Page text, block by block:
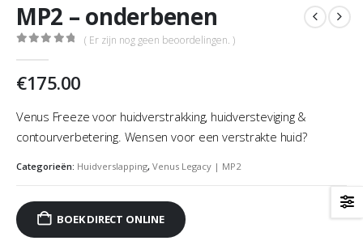
MP2 – onderbenen
( Er zijn nog geen beoordelingen. )
€175.00
Venus Freeze voor huidverstrakking, huidversteviging &
contourverbetering. Wensen voor een verstrakte huid?
Categorieën: Huidverslapping, Venus Legacy | MP2
BOEK DIRECT ONLINE